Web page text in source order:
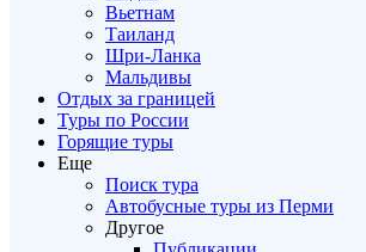
Вьетнам
Таиланд
Шри-Ланка
Мальдивы
Отдых за границей
Туры по России
Горящие туры
Еще
Поиск тура
Автобусные туры из Перми
Другое